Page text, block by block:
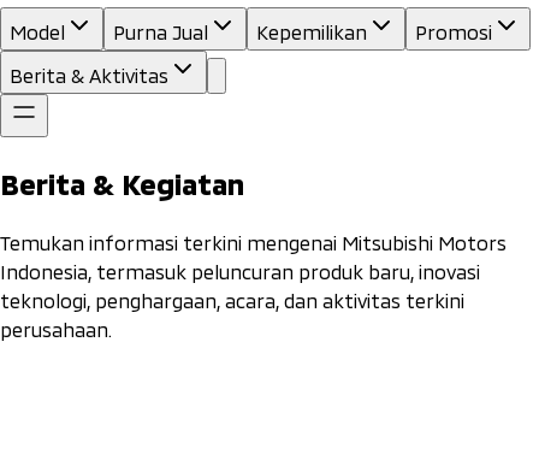
Model Purna Jual Kepemilikan
Promosi
Berita & Aktivitas
Berita & Kegiatan
Temukan informasi terkini mengenai Mitsubishi Motors
Indonesia, termasuk peluncuran produk baru, inovasi
teknologi, penghargaan, acara, dan aktivitas terkini
perusahaan.